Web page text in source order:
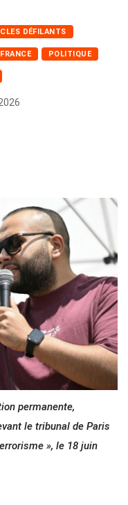
DÉFILANTS
FRANCE POLITIQUE
permanente,
le tribunal de Paris
», le 18 juin